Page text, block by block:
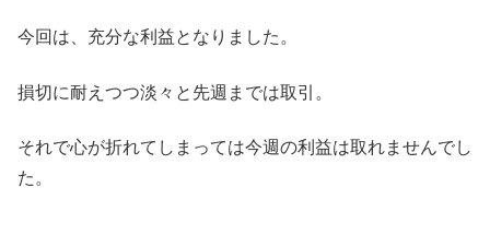
今回は、充分な利益となりました。
損切に耐えつつ淡々と先週までは取引。
それで心が折れてしまっては今週の利益は取れませんでし
た。